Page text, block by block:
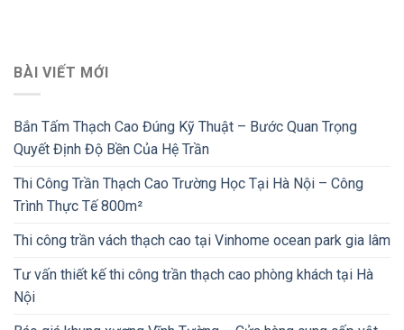
BÀI VIẾT MỚI
Bắn Tấm Thạch Cao Đúng Kỹ Thuật – Bước Quan Trọng
Quyết Định Độ Bền Của Hệ Trần
Thi Công Trần Thạch Cao Trường Học Tại Hà Nội – Công
Trình Thực Tế 800m²
Thi công trần vách thạch cao tại Vinhome ocean park gia lâm
Tư vấn thiết kế thi công trần thạch cao phòng khách tại Hà
Nội